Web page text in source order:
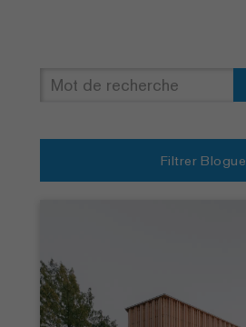
Filtrer Blogue